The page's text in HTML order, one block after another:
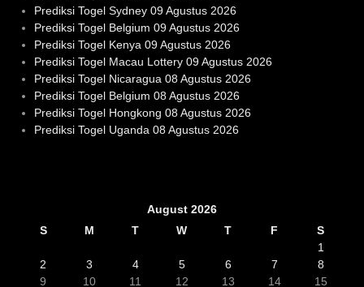
Prediksi Togel Sydney 09 Agustus 2026
Prediksi Togel Belgium 09 Agustus 2026
Prediksi Togel Kenya 09 Agustus 2026
Prediksi Togel Macau Lottery 09 Agustus 2026
Prediksi Togel Nicaragua 08 Agustus 2026
Prediksi Togel Belgium 08 Agustus 2026
Prediksi Togel Hongkong 08 Agustus 2026
Prediksi Togel Uganda 08 Agustus 2026
August 2026
S
M T W T F
S
1
2
3 4 5 6 7
8
9
10 11 12 13 14 15